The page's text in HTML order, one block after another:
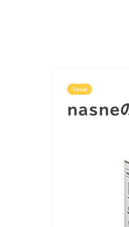
Visual
nasne